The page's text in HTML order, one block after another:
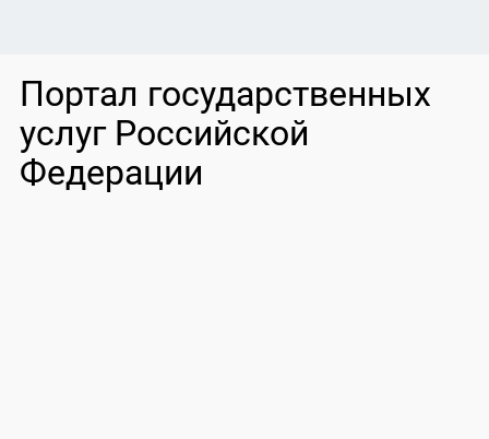
Портал государственных
услуг Российской
Федерации